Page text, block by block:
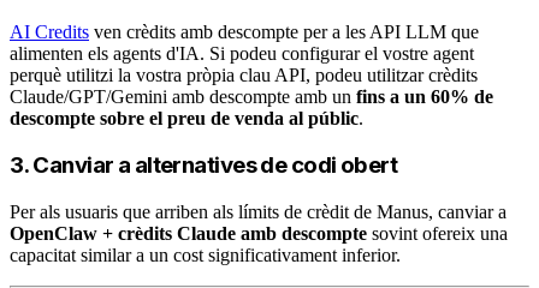
AI Credits ven crèdits amb descompte per a les API LLM que
alimenten els agents d'IA. Si podeu configurar el vostre agent
perquè utilitzi la vostra pròpia clau API, podeu utilitzar crèdits
Claude/GPT/Gemini amb descompte amb un fins a un 60% de
descompte sobre el preu de venda al públic.
3. Canviar a alternatives de codi obert
Per als usuaris que arriben als límits de crèdit de Manus, canviar a
OpenClaw + crèdits Claude amb descompte sovint ofereix una
capacitat similar a un cost significativament inferior.